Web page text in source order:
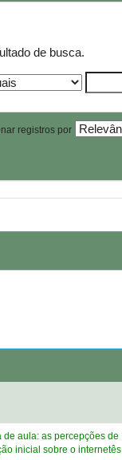
de busca.
registros por
de aula: as percepções de
inicial sobre o internetês